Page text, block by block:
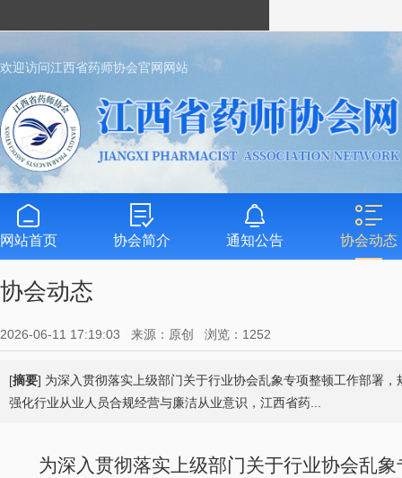
欢迎访问江西省药师协会官网网站
网站首页 协会简介 通知公告 协会动态
协会动态
2026-06-11 17:19:03 来源：原创 浏览：1252
[摘要] 为深入贯彻落实上级部门关于行业协会乱象专项整顿工作部署
强化行业从业人员合规经营与廉洁从业意识，江西省药...
为深入贯彻落实上级部门关于行业协会乱